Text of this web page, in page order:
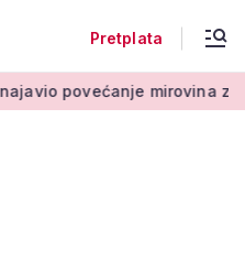
Pretplata
povećanje mirovina za